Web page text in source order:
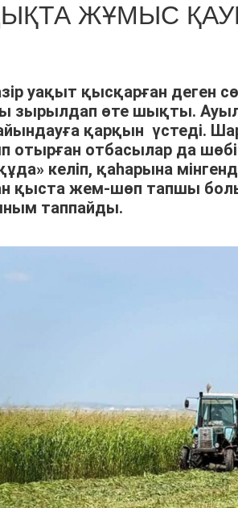
ЖҰМЫС
уақыт қысқарған деген
зырылдап өте шықты.
қарқын үстеді.
отырған отбасылар да
құда» келіп, қаһарына
қыста жем-шөп тапшы
таппайды.